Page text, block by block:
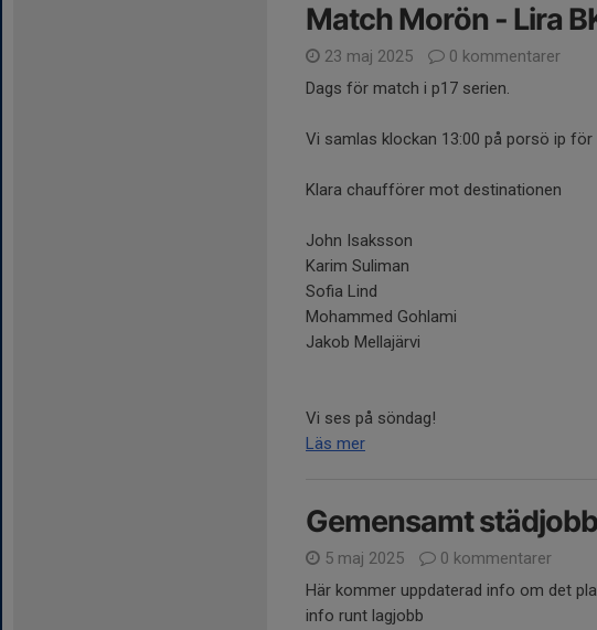
Match Morön - Lira
23 maj 2025
0 kommentarer
Dags för match i p17 serien.
Vi samlas klockan 13:00 på porsö ip
Klara chaufförer mot destinationen
John Isaksson
Karim Suliman
Sofia Lind
Mohammed Gohlami
Jakob Mellajärvi
Vi ses på söndag!
Läs mer
Gemensamt
5 maj 2025
0 kommentarer
Här kommer uppdaterad info om det
info runt lagjobb